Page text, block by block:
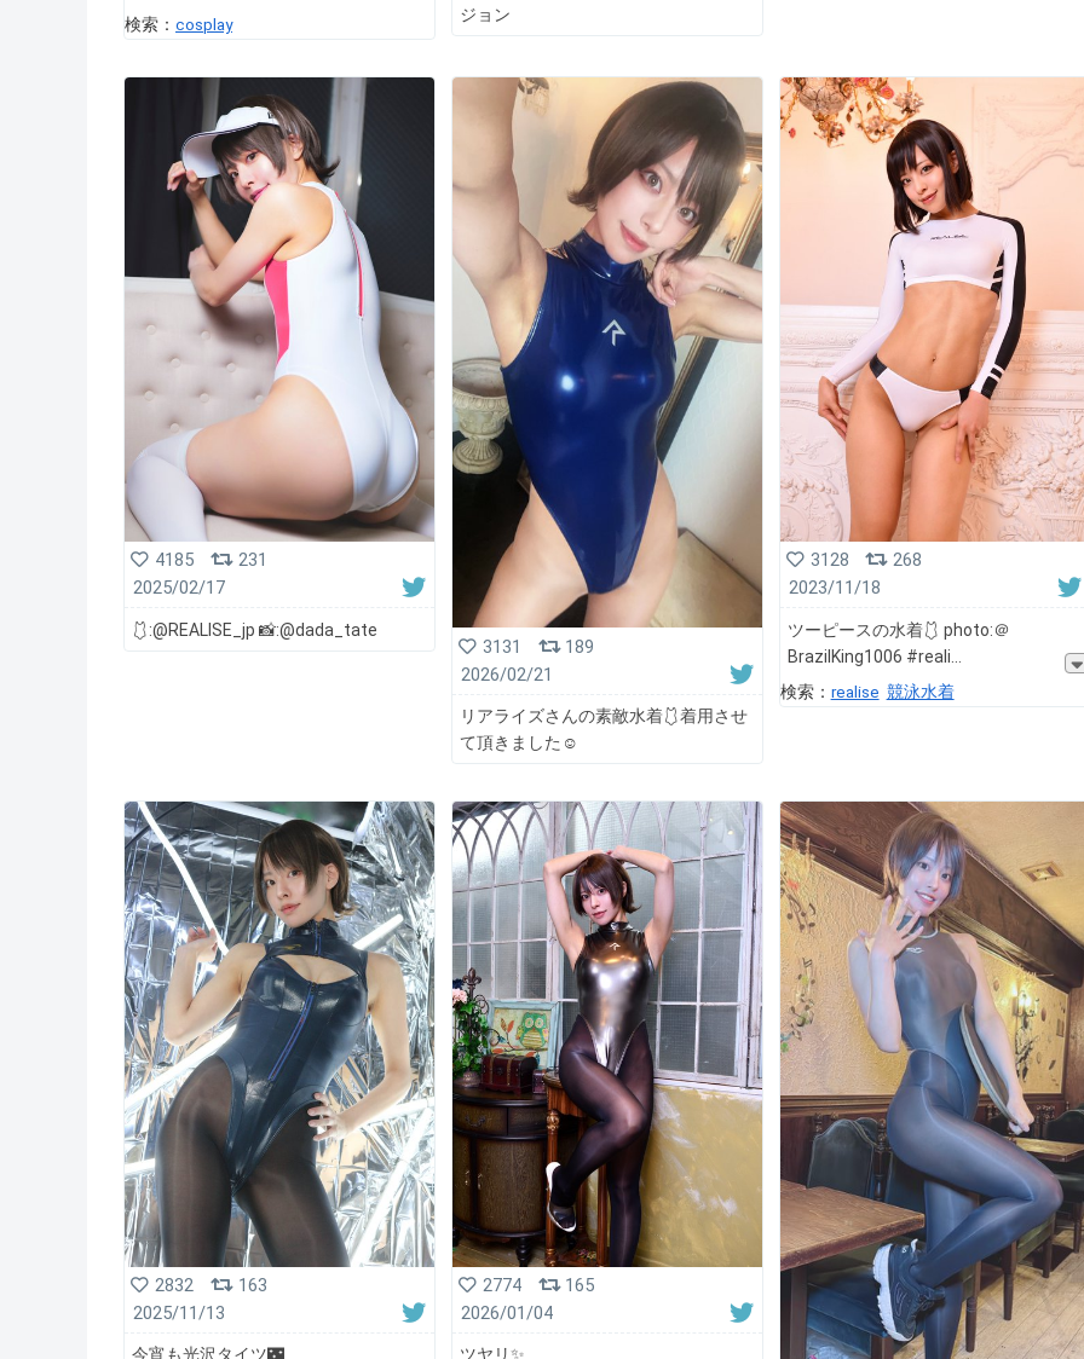
検索： cosplay
ジョン
4185
231
2025/02/17
🩱:@REALISE_jp 📸:@dada_tate
3131
189
2026/02/21
リアライズさんの素敵水着🩱着用させ
て頂きました☺️
3128
268
2023/11/18
ツーピースの水着🩱 photo:＠
BrazilKing1006 #reali
検索： realise 競泳水着
2832
163
2025/11/13
今宵も光沢タイツ🌃
2774
165
2026/01/04
ツヤリ✨